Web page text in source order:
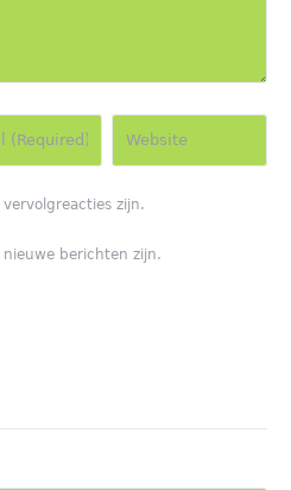
zijn.
berichten zijn.